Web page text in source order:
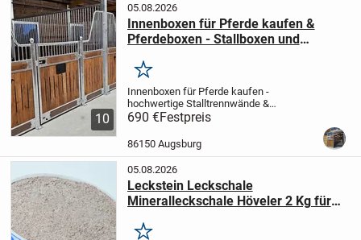
10
05.08.2026
Innenboxen für Pferde kaufen &
Pferdeboxen - Stallboxen und
Merken
Innenboxen für Pferde kaufen -
hochwertige Stalltrennwände &
Boxensysteme vom Hersteller
Hochwertige Innenboxen für Pferde und
stabile Trennwände für moderne
Pferdeställe
Unsere Innenboxen für...
690 €Festpreis
86150 Augsburg
05.08.2026
Leckstein Leckschale
Mineralleckschale Höveler 2 Kg für